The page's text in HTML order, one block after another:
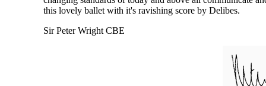
this lovely ballet with it's ravishing score by Delibes.
Sir Peter Wright CBE